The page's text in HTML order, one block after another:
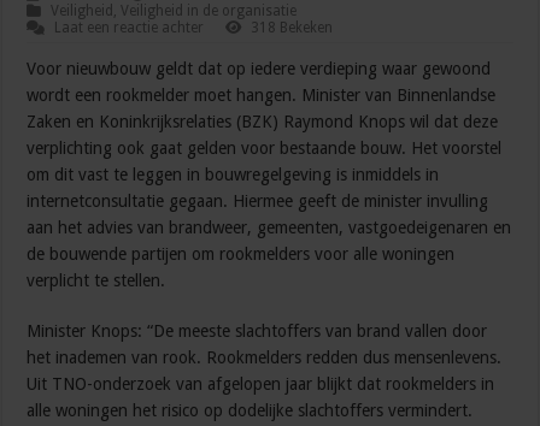
Veiligheid ,Veiligheid in de organisatie
Laat een reactie achter
318 Bekeken
Voor nieuwbouw geldt dat op iedere verdieping waar gewoond
wordt een rookmelder moet hangen. Minister van Binnenlandse
Zaken en Koninkrijksrelaties (BZK) Raymond Knops wil dat deze
verplichting ook gaat gelden voor bestaande bouw. Het voorstel
om dit vast te leggen in bouwregelgeving is inmiddels in
internetconsultatie gegaan. Hiermee geeft de minister invulling
aan het advies van brandweer, gemeenten, vastgoedeigenaren en
de bouwende partijen om rookmelders voor alle woningen
verplicht te stellen.
Minister Knops: “De meeste slachtoffers van brand vallen door
het inademen van rook. Rookmelders redden dus mensenlevens.
Uit TNO-onderzoek van afgelopen jaar blijkt dat rookmelders in
alle woningen het risico op dodelijke slachtoffers vermindert.